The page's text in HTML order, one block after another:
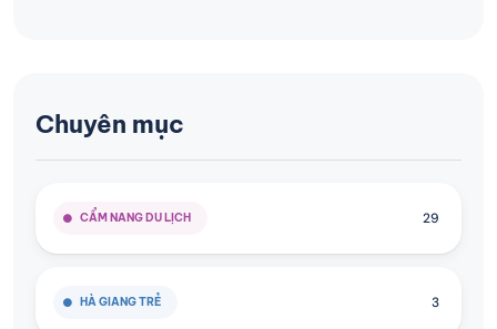
Chuyên mục
CẨM NANG DU LỊCH 29
HÀ GIANG TRẺ 3